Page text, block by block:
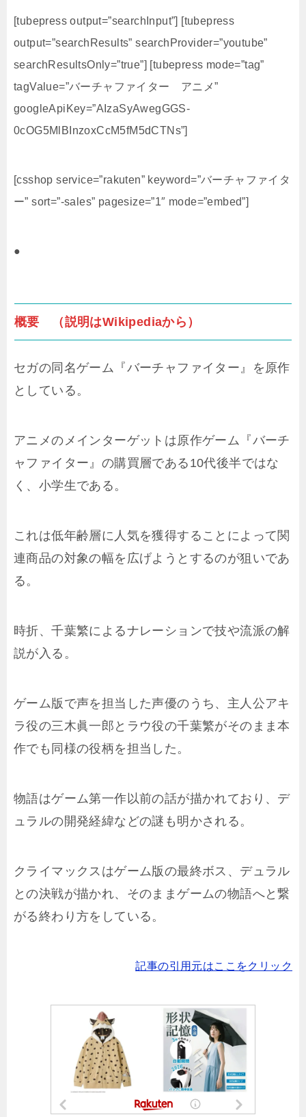
[tubepress output=”searchInput”] [tubepress
output=”searchResults” searchProvider=”youtube”
searchResultsOnly=”true”] [tubepress mode=”tag”
tagValue=”バーチャファイター アニメ”
googleApiKey=”AIzaSyAwegGGS-
0cOG5MlBInzoxCcM5fM5dCTNs”]
[csshop service=”rakuten” keyword=”バーチャファイタ
ー” sort=”-sales” pagesize=”1″ mode=”embed”]
●
概要 （説明はWikipediaから）
セガの同名ゲーム『バーチャファイター』を原作
としている。
アニメのメインターゲットは原作ゲーム『バーチ
ャファイター』の購買層である10代後半ではな
く、小学生である。
これは低年齢層に人気を獲得することによって関
連商品の対象の幅を広げようとするのが狙いであ
る。
時折、千葉繁によるナレーションで技や流派の解
説が入る。
ゲーム版で声を担当した声優のうち、主人公アキ
ラ役の三木眞一郎とラウ役の千葉繁がそのまま本
作でも同様の役柄を担当した。
物語はゲーム第一作以前の話が描かれており、デ
ュラルの開発経緯などの謎も明かされる。
クライマックスはゲーム版の最終ボス、デュラル
との決戦が描かれ、そのままゲームの物語へと繋
がる終わり方をしている。
記事の引用元はここをクリック